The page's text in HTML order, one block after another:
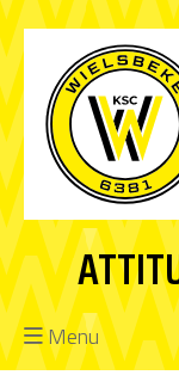
Menu